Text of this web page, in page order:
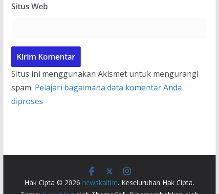
Situs Web
Situs ini menggunakan Akismet untuk mengurangi
spam. Pelajari bagaimana data komentar Anda
diproses
Hak Cipta © 2026 newskaltim. Keseluruhan Hak Cipta.